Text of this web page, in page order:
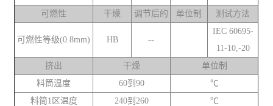
可燃性
干燥 调节后的 单位制 测试方法
可燃性等级(0.8mm) HB --
IEC 60695-
11-10,-20
挤出
干燥
单位制
料筒温度
60到90
℃
料筒1区温度
240到260
℃